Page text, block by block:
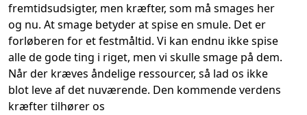
fremtidsudsigter, men kræfter, som må smages her
og nu. At smage betyder at spise en smule. Det er
forløberen for et festmåltid. Vi kan endnu ikke spise
alle de gode ting i riget, men vi skulle smage på dem.
Når der kræves åndelige ressourcer, så lad os ikke
blot leve af det nuværende. Den kommende verdens
kræfter tilhører os